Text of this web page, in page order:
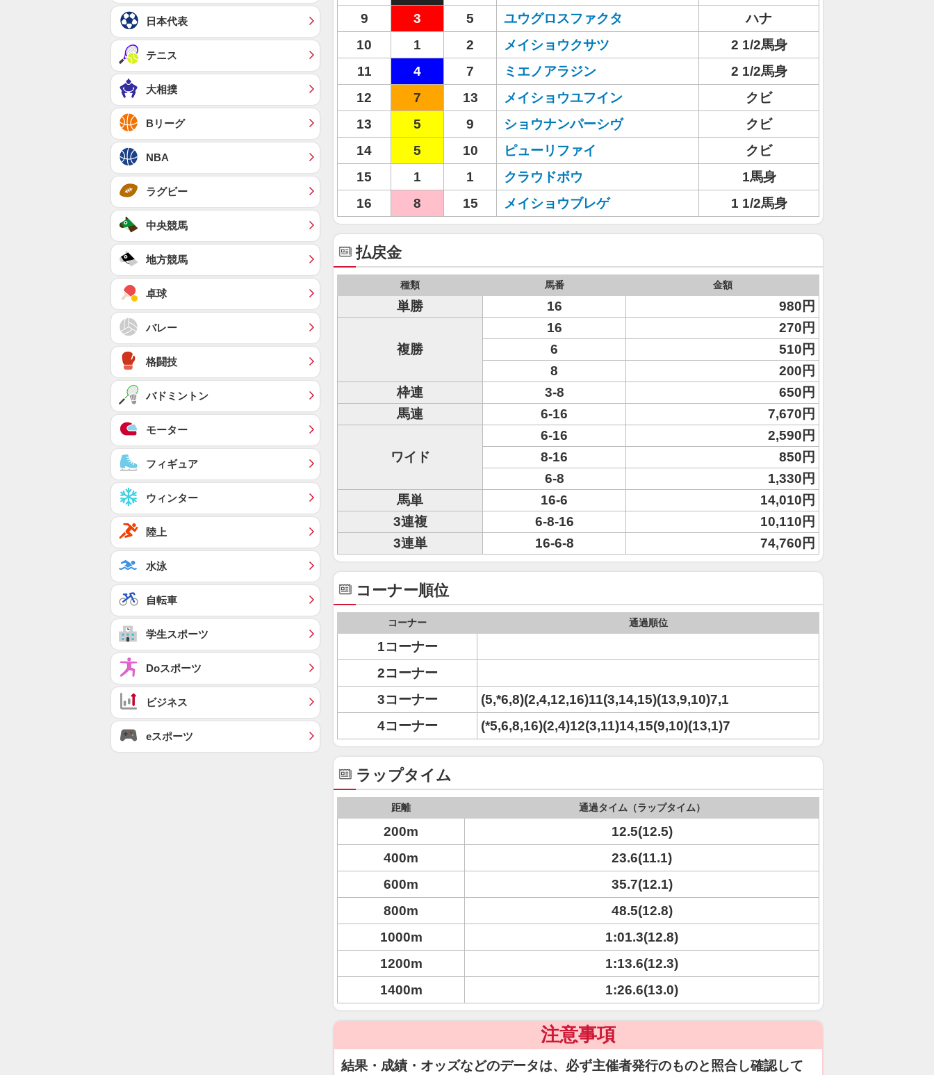
9
3 5 ユウグロスファクタ
ハナ
10
1 2 メイショウクサツ
2 1/2馬身
11
4 7 ミエノアラジン
2 1/2馬身
12
7 13 メイショウユフイン
クビ
13
5 9 ショウナンパーシヴ
クビ
14
5 10 ピューリファイ
クビ
15
1 1 クラウドボウ
1馬身
16
8 15 メイショウブレゲ 1 1/2馬身
払戻金
種類 馬番 金額
単勝 16 980円
複勝
16
270円
6
510円
8
200円
枠連
3-8
650円
馬連
6-16 7,670円
ワイド
6-16
2,590円
8-16
850円
6-8
1,330円
馬単
16-6
14,010円
3連複
6-8-16
10,110円
3連単
16-6-8 74,760円
コーナー順位
コーナー 通過順位
1コーナー
2コーナー
3コーナー
(5,*6,8)(2,4,12,16)11(3,14,15)(13,9,10)7,1
4コーナー
(*5,6,8,16)(2,4)12(3,11)14,15(9,10)(13,1)7
ラップタイム
距離 通過タイム（ラップタイム）
200m
12.5(12.5)
400m
23.6(11.1)
600m
35.7(12.1)
800m
48.5(12.8)
1000m
1:01.3(12.8)
1200m
1:13.6(12.3)
1400m
1:26.6(13.0)
注意事項
結果・成績・オッズなどのデータは、必ず主催者発行のものと照合し確認して
日本代表
テニス
大相撲
Bリーグ
NBA
ラグビー
中央競馬
地方競馬
卓球
バレー
格闘技
バドミントン
モーター
フィギュア
ウィンター
陸上
水泳
自転車
学生スポーツ
Doスポーツ
ビジネス
eスポーツ